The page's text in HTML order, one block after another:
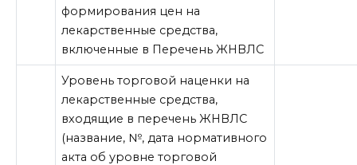
формирования цен на
лекарственные средства,
включенные в Перечень ЖНВЛС
Уровень торговой наценки на
лекарственные средства,
входящие в перечень ЖНВЛС
(название, №, дата нормативного
акта об уровне торговой